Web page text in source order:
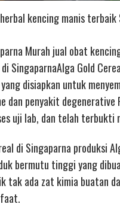
kencing manis terbaik
Murah jual obat
SingaparnaAlga Gold
disiapkan untuk
dan penyakit degenerative
uji lab, dan telah terbukti
di Singaparna produksi
bermutu tinggi yang
tak ada zat kimia buatan